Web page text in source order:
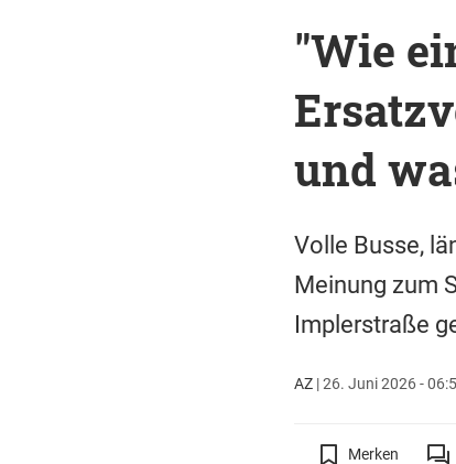
"Wie
und
Volle Busse,
Meinung zum
Implerstraße
AZ |26. Juni 2026 -
Merken